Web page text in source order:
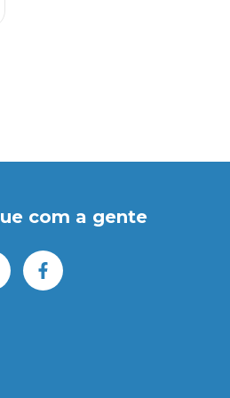
com a gente